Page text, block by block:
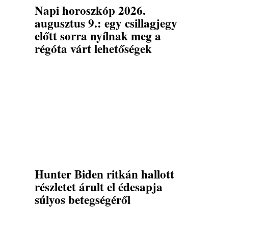
Napi horoszkóp 2026.
augusztus 9.: egy csillagjegy
előtt sorra nyílnak meg a
régóta várt lehetőségek
Hunter Biden ritkán hallott
részletet árult el édesapja
súlyos betegségéről